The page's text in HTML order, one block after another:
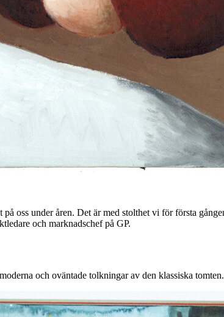
oss under åren. Det är med stolthet vi för första
och marknadschef på GP.
och oväntade tolkningar av den klassiska